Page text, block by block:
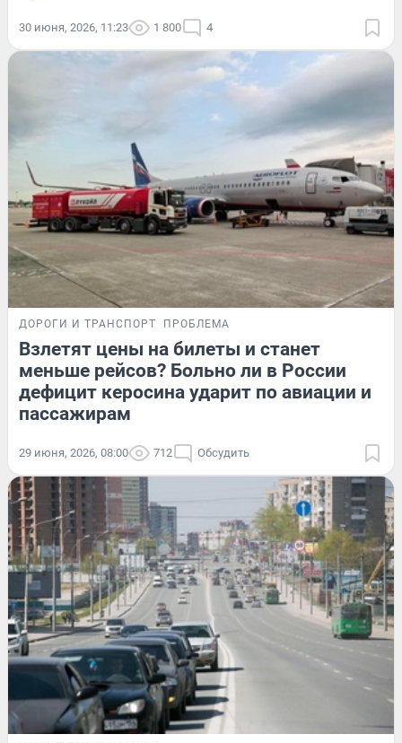
30 июня, 2026, 11:23 1 800 4
ДОРОГИ И ТРАНСПОРТ ПРОБЛЕМА
Взлетят цены на билеты и станет
меньше рейсов? Больно ли в России
дефицит керосина ударит по авиации и
пассажирам
29 июня, 2026, 08:00 712 Обсудить